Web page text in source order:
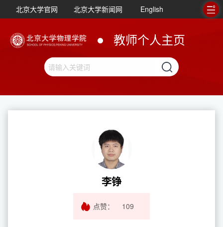
北京大学官网 北京大学新闻网 English
教师个人主页
李铮
点赞： 109